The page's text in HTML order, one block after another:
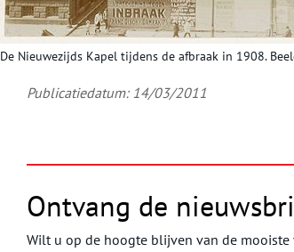
De Nieuwezijds Kapel tijdens de afbraak in 1908.
Publicatiedatum: 14/03/2011
Ontvang de
Wilt u op de hoogte blijven van de